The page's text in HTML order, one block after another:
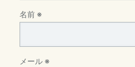
名前 ※
メール ※